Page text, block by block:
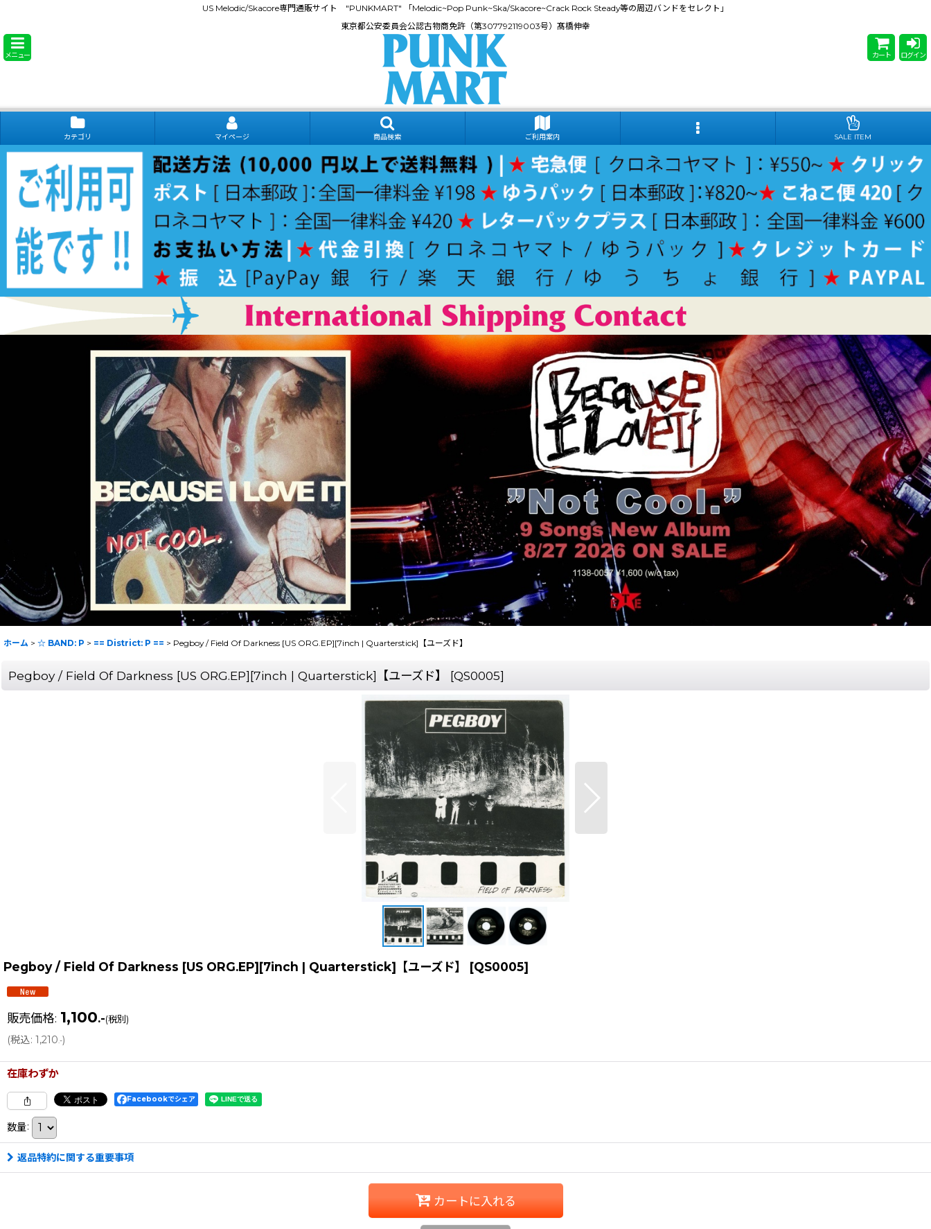
US Melodic/Skacore専門通販サイト "PUNKMART" 「Melodic~Pop Punk~Ska/Skacore~Crack Rock Steady等の周辺バンドをセレクト」
東京都公安委員会公認古物商免許（第307792119003号）髙橋伸幸
メニュー カート ログイン
カテゴリ マイページ 商品検索 ご利用案内 SALE ITEM
ホーム > ☆ BAND: P > == District: P == > Pegboy / Field Of Darkness [US ORG.EP][7inch | Quarterstick]【ユーズド】
Pegboy / Field Of Darkness [US ORG.EP][7inch | Quarterstick]【ユーズド】 [QS0005]
Pegboy / Field Of Darkness [US ORG.EP][7inch | Quarterstick]【ユーズド】 [QS0005]
販売価格: 1,100.-(税別)
(税込: 1,210.-)
在庫わずか
Facebookでシェア
数量:
返品特約に関する重要事項
カートに入れる